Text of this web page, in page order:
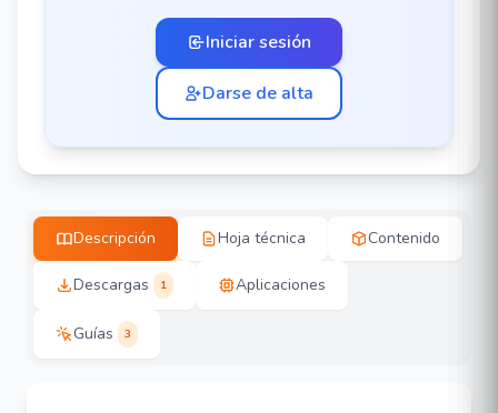
Iniciar sesión
Darse de alta
Descripción Hoja técnica Contenido
Descargas 1 Aplicaciones
Guías 3